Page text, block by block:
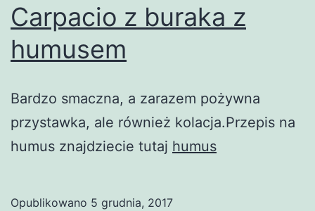
Carpacio z buraka z
humusem
Bardzo smaczna, a zarazem pożywna
przystawka, ale również kolacja.Przepis na
humus znajdziecie tutaj humus
Opublikowano 5 grudnia, 2017